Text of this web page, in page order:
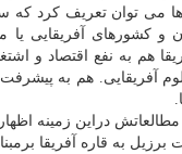
ها می توان تعریف كرد كه
و كشورهای آفریقایی یا
هم به نفع اقتصاد و
آفریقایی. هم به
دراین زمینه